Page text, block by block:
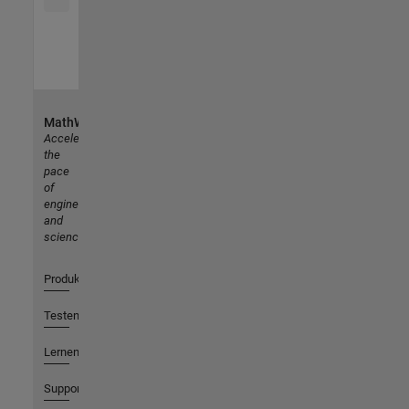
MathWorks
Accelerating
the
pace
of
engineering
and
science
Produkte
Testen oder Kaufen
Lernen
Support